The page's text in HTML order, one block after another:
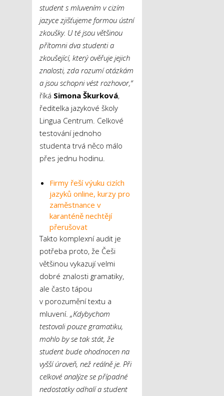
student s mluvením v cizím
jazyce zjišťujeme formou ústní
zkoušky. U té jsou většinou
přítomni dva studenti a
zkoušející, který ověřuje jejich
znalosti, zda rozumí otázkám
a jsou schopni vést rozhovor,“
říká Simona Škurková,
ředitelka jazykové školy
Lingua Centrum. Celkové
testování jednoho
studenta trvá něco málo
přes jednu hodinu.
Firmy řeší výuku cizích
jazyků online, kurzy pro
zaměstnance v
karanténě nechtějí
přerušovat
Takto komplexní audit je
potřeba proto, že Češi
většinou vykazují velmi
dobré znalosti gramatiky,
ale často tápou
v porozumění textu a
mluvení. „Kdybychom
testovali pouze gramatiku,
mohlo by se tak stát, že
student bude ohodnocen na
vyšší úroveň, než reálně je. Při
celkové analýze se případné
nedostatky odhalí a student